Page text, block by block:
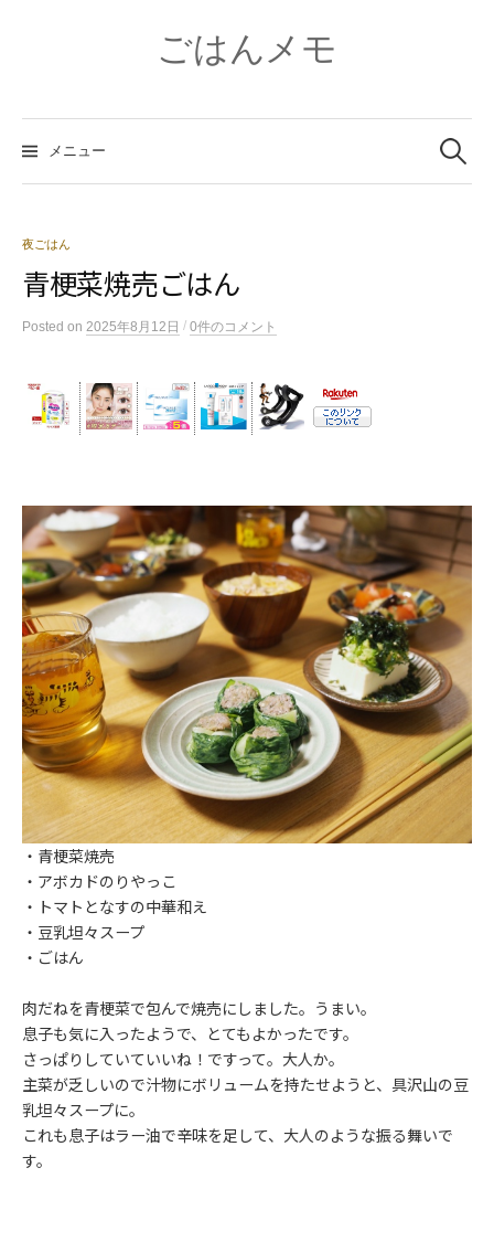
ス
キ
プ
ごはんメモ
メニュー
索:
夜ごはん
青梗菜焼売ごはん
Posted on 2025年8月12日 / 0件のコメント
・青梗菜焼売
・アボカドのりやっこ
・トマトとなすの中華和え
・豆乳坦々スープ
・ごはん
肉だねを青梗菜で包んで焼売にしました。うまい。
息子も気に入ったようで、とてもよかったです。
さっぱりしていていいね！ですって。大人か。
主菜が乏しいので汁物にボリュームを持たせようと、具沢山の豆
乳坦々スープに。
これも息子はラー油で辛味を足して、大人のような振る舞いで
す。